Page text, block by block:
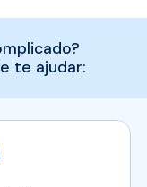
te ajudar: